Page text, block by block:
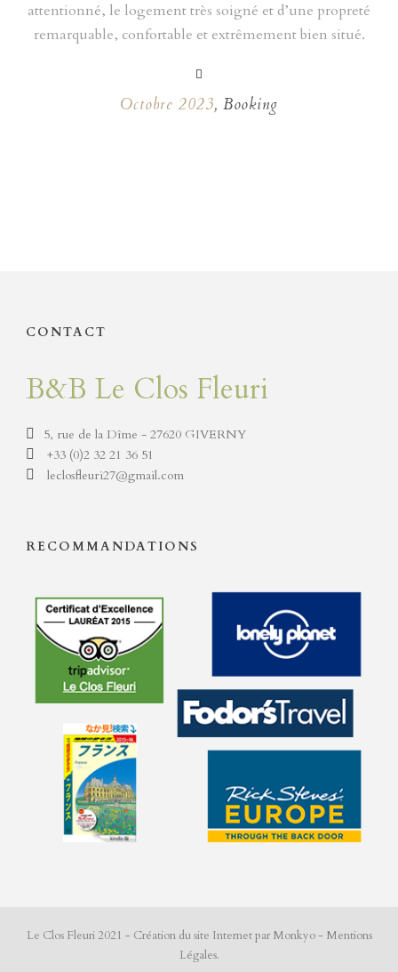
attentionné, le logement très soigné et d’une propreté
remarquable, confortable et extrêmement bien situé.
Octobre 2023, Booking
CONTACT
B&B Le Clos Fleuri
5, rue de la Dîme - 27620 GIVERNY
+33 (0)2 32 21 36 51
leclosfleuri27@gmail.com
RECOMMANDATIONS
Le Clos Fleuri 2021 - Création du site Internet par Monkyo - Mentions
Légales.